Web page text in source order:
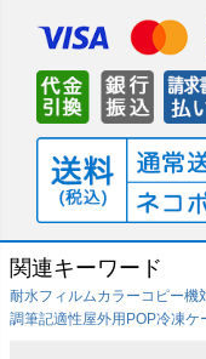
関連キーワード
耐水フィルムカラーコピー機
調筆記適性屋外用POP冷凍ケ